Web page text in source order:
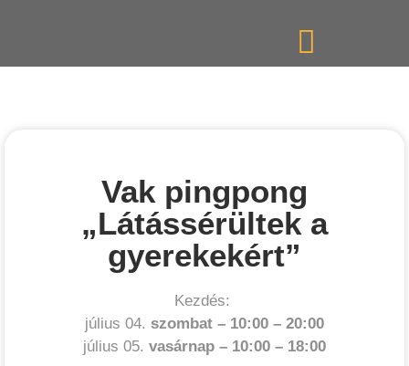
Vak pingpong
„Látássérültek a
gyerekekért”
Kezdés:
július 04. szombat – 10:00 – 20:00
július 05. vasárnap – 10:00 – 18:00